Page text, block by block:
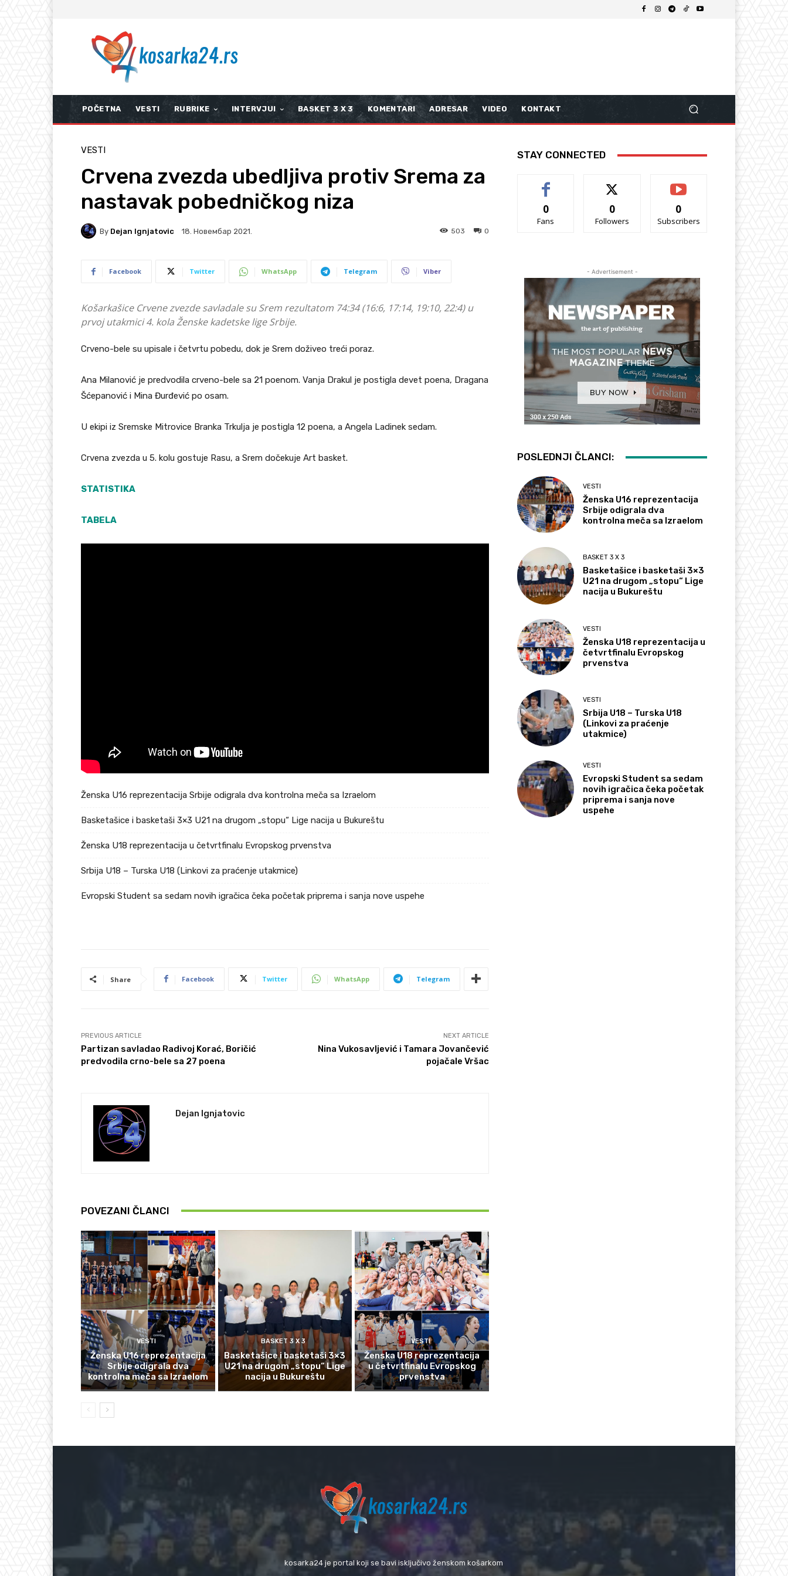
POČETNA VESTI RUBRIKE INTERVJUI BASKET 3 X 3 KOMENTARI ADRESAR VIDEO KONTAKT
VESTI
Crvena zvezda ubedljiva protiv Srema za
nastavak pobedničkog niza
By Dejan Ignjatovic 18. Новембар 2021. 0
503
Facebook Twitter WhatsApp Telegram Viber
Košarkašice Crvene zvezde savladale su Srem rezultatom 74:34 (16:6, 17:14, 19:10, 22:4) u
prvoj utakmici 4. kola Ženske kadetske lige Srbije.
Crveno-bele su upisale i četvrtu pobedu, dok je Srem doživeo treći poraz.
Ana Milanović je predvodila crveno-bele sa 21 poenom. Vanja Drakul je postigla devet poena, Dragana
Šćepanović i Mina Đurđević po osam.
U ekipi iz Sremske Mitrovice Branka Trkulja je postigla 12 poena, a Angela Ladinek sedam.
Crvena zvezda u 5. kolu gostuje Rasu, a Srem dočekuje Art basket.
STATISTIKA
TABELA
Ženska U16 reprezentacija Srbije odigrala dva kontrolna meča sa Izraelom
Basketašice i basketaši 3×3 U21 na drugom „stopu“ Lige nacija u Bukureštu
Ženska U18 reprezentacija u četvrtfinalu Evropskog prvenstva
Srbija U18 – Turska U18 (Linkovi za praćenje utakmice)
Evropski Student sa sedam novih igračica čeka početak priprema i sanja nove uspehe
Share Facebook Twitter WhatsApp Telegram
PREVIOUS ARTICLE
Partizan savladao Radivoj Korać, Boričić
predvodila crno-bele sa 27 poena
NEXT ARTICLE
Nina Vukosavljević i Tamara Jovančević
pojačale Vršac
Dejan Ignjatovic
POVEZANI ČLANCI
VESTI
Ženska U16 reprezentacija
Srbije odigrala dva
kontrolna meča sa Izraelom
BASKET 3 X 3
Basketašice i basketaši 3×3
U21 na drugom „stopu“ Lige
nacija u Bukureštu
VESTI
Ženska U18 reprezentacija
u četvrtfinalu Evropskog
prvenstva
STAY CONNECTED
0
Fans
0
Followers
0
Subscribers
- Advertisement -
POSLEDNJI ČLANCI:
VESTI
Ženska U16 reprezentacija
Srbije odigrala dva
kontrolna meča sa Izraelom
BASKET 3 X 3
Basketašice i basketaši 3×3
U21 na drugom „stopu“ Lige
nacija u Bukureštu
VESTI
Ženska U18 reprezentacija u
četvrtfinalu Evropskog
prvenstva
VESTI
Srbija U18 – Turska U18
(Linkovi za praćenje
utakmice)
VESTI
Evropski Student sa sedam
novih igračica čeka početak
priprema i sanja nove
uspehe
kosarka24 je portal koji se bavi isključivo ženskom košarkom